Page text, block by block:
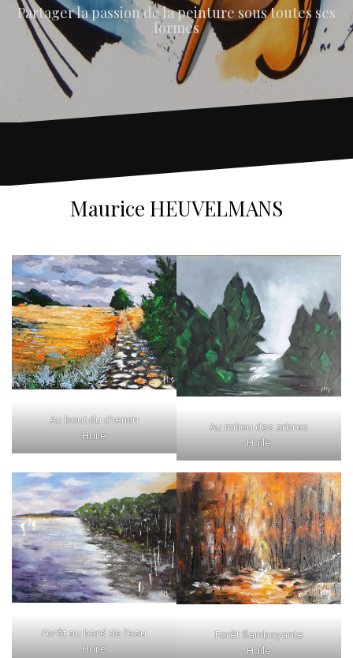
Partager la passion de la peinture sous toutes ses
formes
Maurice HEUVELMANS
Au bout du chemin
Huile
Au milieu des arbres
Huile
Forêt au bord de l’eau
Huile
Forêt flamboyante
Huile